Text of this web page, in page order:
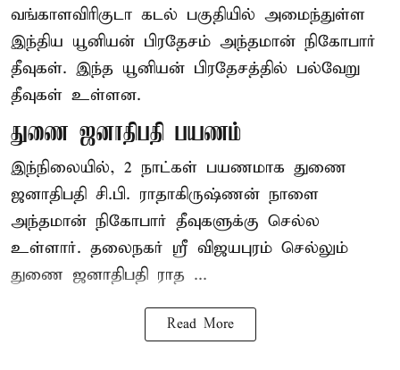
வங்காளவிரிகுடா கடல் பகுதியில் அமைந்துள்ள
இந்திய யூனியன் பிரதேசம் அந்தமான் நிகோபார்
தீவுகள். இந்த யூனியன் பிரதேசத்தில் பல்வேறு
தீவுகள் உள்ளன.
துணை ஜனாதிபதி பயணம்
இந்நிலையில், 2 நாட்கள் பயணமாக துணை
ஜனாதிபதி சி.பி. ராதாகிருஷ்ணன் நாளை
அந்தமான் நிகோபார் தீவுகளுக்கு செல்ல
உள்ளார். தலைநகர் ஸ்ரீ விஜயபுரம் செல்லும்
துணை ஜனாதிபதி ராத ...
Read More